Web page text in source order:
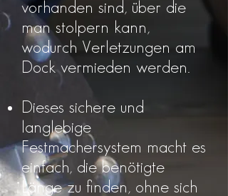
vorhanden sind, über die
man stolpern kann,
wodurch Verletzungen am
Dock vermieden werden.
Dieses sichere und
langlebige
Festmachersystem macht es
einfach, die benötigte
Länge zu finden, ohne sich